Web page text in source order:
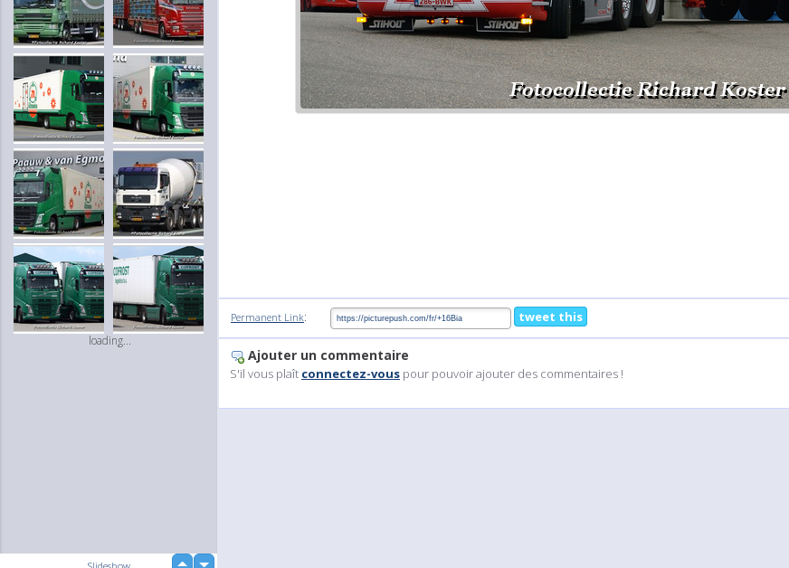
loading...
Permanent Link: tweet this
Ajouter un commentaire
S'il vous plaît connectez-vous pour pouvoir ajouter des commentaires !